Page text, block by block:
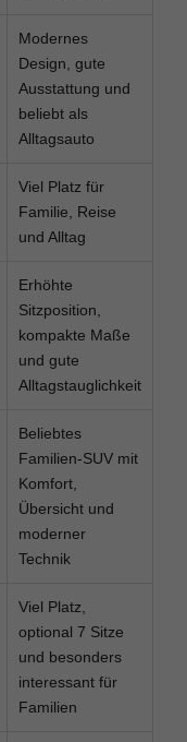
Modernes
Design, gute
Ausstattung und
beliebt als
Alltagsauto
Viel Platz für
Familie, Reise
und Alltag
Erhöhte
Sitzposition,
kompakte Maße
und gute
Alltagstauglichkeit
Beliebtes
Familien-SUV mit
Komfort,
Übersicht und
moderner
Technik
Viel Platz,
optional 7 Sitze
und besonders
interessant für
Familien